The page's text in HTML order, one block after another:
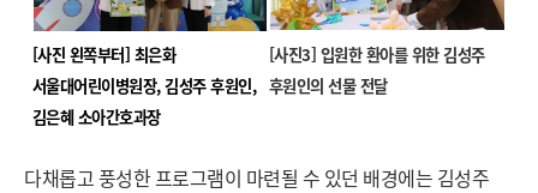
[사진 왼쪽부터] 최은화
서울대어린이병원장, 김성주 후원인,
김은혜 소아간호과장
[사진3] 입원한 환아를 위한 김성주
후원인의 선물 전달
다채롭고 풍성한 프로그램이 마련될 수 있던 배경에는 김성주